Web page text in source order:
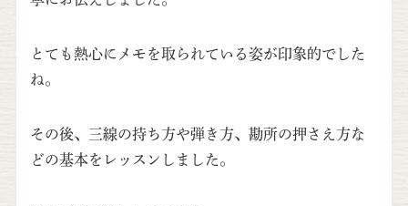
とても熱心にメモを取られている姿が印象的でした
ね。
その後、三線の持ち方や弾き方、勘所の押さえ方な
どの基本をレッスンしました。